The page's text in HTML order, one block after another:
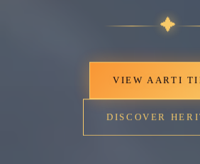
✦
VIEW AARTI
DISCOVER